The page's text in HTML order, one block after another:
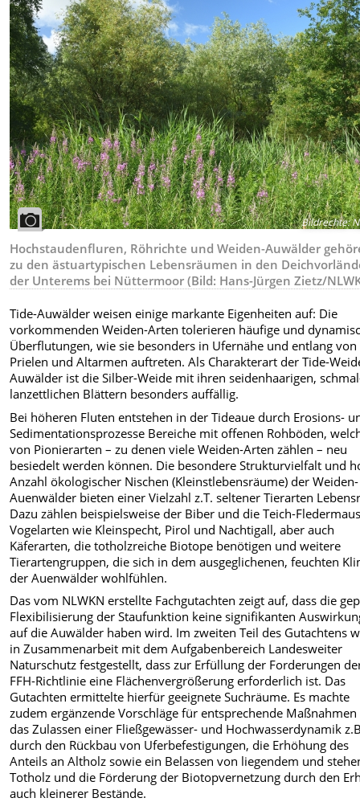
Bildrechte:
Hochstaudenfluren, Röhrichte und Weiden-Auwälder
zu den ästuartypischen Lebensräumen in den
der Unterems bei Nüttermoor (Bild: Hans-Jürgen Zietz/
Tide-Auwälder weisen einige markante Eigenheiten auf: Die
vorkommenden Weiden-Arten tolerieren häufige und
Überflutungen, wie sie besonders in Ufernähe und entlang von
Prielen und Altarmen auftreten. Als Charakterart der Tide-
Auwälder ist die Silber-Weide mit ihren seidenhaarigen,
lanzettlichen Blättern besonders auffällig.
Bei höheren Fluten entstehen in der Tideaue durch Erosions-
Sedimentationsprozesse Bereiche mit offenen Rohböden,
von Pionierarten – zu denen viele Weiden-Arten zählen – neu
besiedelt werden können. Die besondere Strukturvielfalt und
Anzahl ökologischer Nischen (Kleinstlebensräume) der Weiden-
Auenwälder bieten einer Vielzahl z.T. seltener Tierarten
Dazu zählen beispielsweise der Biber und die Teich-
Vogelarten wie Kleinspecht, Pirol und Nachtigall, aber auch
Käferarten, die totholzreiche Biotope benötigen und weitere
Tierartengruppen, die sich in dem ausgeglichenen, feuchten
der Auenwälder wohlfühlen.
Das vom NLWKN erstellte Fachgutachten zeigt auf, dass die
Flexibilisierung der Staufunktion keine signifikanten
auf die Auwälder haben wird. Im zweiten Teil des Gutachtens
in Zusammenarbeit mit dem Aufgabenbereich Landesweiter
Naturschutz festgestellt, dass zur Erfüllung der Forderungen
FFH-Richtlinie eine Flächenvergrößerung erforderlich ist. Das
Gutachten ermittelte hierfür geeignete Suchräume. Es machte
zudem ergänzende Vorschläge für entsprechende
das Zulassen einer Fließgewässer- und Hochwasserdynamik
durch den Rückbau von Uferbefestigungen, die Erhöhung des
Anteils an Altholz sowie ein Belassen von liegendem und
Totholz und die Förderung der Biotopvernetzung durch den
auch kleinerer Bestände.